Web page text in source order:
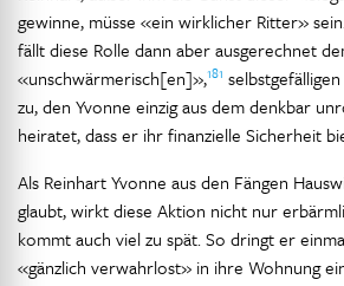
gewinne, müsse «ein wirklicher Ritter»
fällt diese Rolle dann aber ausgerechnet
«unschwärmerisch[en]»,181
zu, den Yvonne einzig aus dem denkbar
heiratet, dass er ihr finanzielle Sicherheit
Als Reinhart Yvonne aus den Fängen
glaubt, wirkt diese Aktion nicht nur
kommt auch viel zu spät. So dringt er
«gänzlich verwahrlost» in ihre Wohnung